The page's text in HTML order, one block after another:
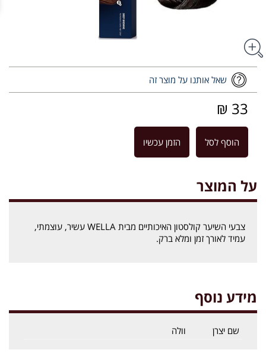
שאל אותנו על מוצר זה
33 ₪
הוסף לסל הזמן עכשיו
על המוצר
צבעי השיער קולסטון האיכותיים מבית WELLA עשיר, עוצמתי,
עמיד לאורך זמן ומלא ברק.
מידע נוסף
שם יצרן וולה